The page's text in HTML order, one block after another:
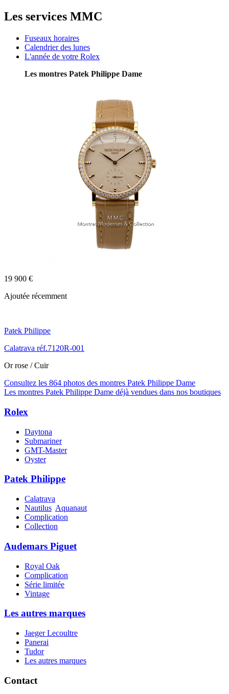
Les services MMC
Fuseaux horaires
Calendrier des lunes
L'année de votre Rolex
Les montres Patek Philippe Dame
19 900 €
Ajoutée récemment
Patek Philippe
Calatrava réf.7120R-001
Or rose / Cuir
Consultez les 864 photos des montres Patek Philippe Dame
Les montres Patek Philippe Dame déjà vendues dans nos boutiques
Rolex
Daytona
Submariner
GMT-Master
Oyster
Patek Philippe
Calatrava
Nautilus Aquanaut
Complication
Collection
Audemars Piguet
Royal Oak
Complication
Série limitée
Vintage
Les autres marques
Jaeger Lecoultre
Panerai
Tudor
Les autres marques
Contact